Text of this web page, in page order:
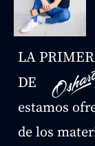
LA
DE
estamos
de los